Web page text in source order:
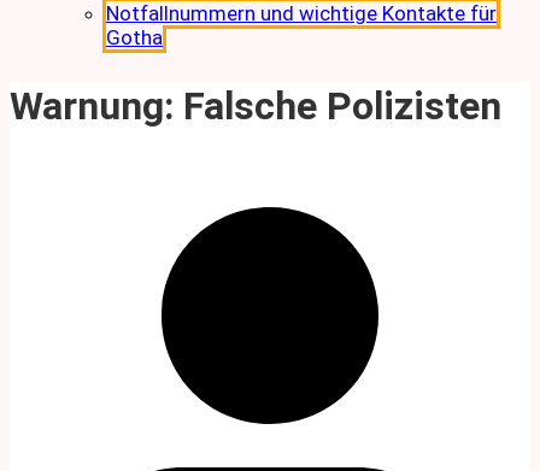
Notfallnummern und wichtige Kontakte für
Gotha
Warnung: Falsche Polizisten